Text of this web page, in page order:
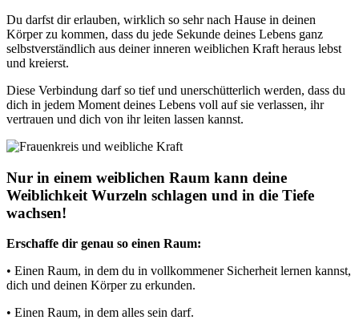
Du darfst dir erlauben, wirklich so sehr nach Hause in deinen
Körper zu kommen, dass du jede Sekunde deines Lebens ganz
selbstverständlich aus deiner inneren weiblichen Kraft heraus lebst
und kreierst.
Diese Verbindung darf so tief und unerschütterlich werden, dass du
dich in jedem Moment deines Lebens voll auf sie verlassen, ihr
vertrauen und dich von ihr leiten lassen kannst.
Nur in einem weiblichen Raum kann deine
Weiblichkeit Wurzeln schlagen und in die Tiefe
wachsen!
Erschaffe dir genau so einen Raum:
• Einen Raum, in dem du in vollkommener Sicherheit lernen kannst,
dich und deinen Körper zu erkunden.
• Einen Raum, in dem alles sein darf.